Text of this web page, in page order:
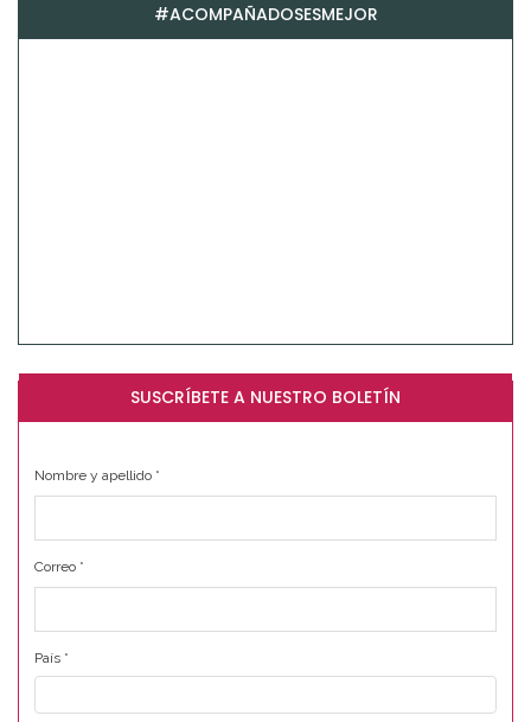
#ACOMPAÑADOSESMEJOR
SUSCRÍBETE A NUESTRO BOLETÍN
Nombre y apellido *
Correo *
País *